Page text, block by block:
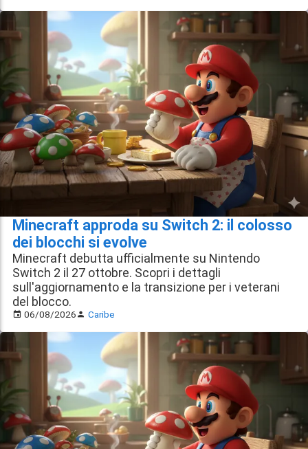
Minecraft approda su Switch 2: il colosso
dei blocchi si evolve
Minecraft debutta ufficialmente su Nintendo
Switch 2 il 27 ottobre. Scopri i dettagli
sull'aggiornamento e la transizione per i veterani
del blocco.
06/08/2026 Caribe